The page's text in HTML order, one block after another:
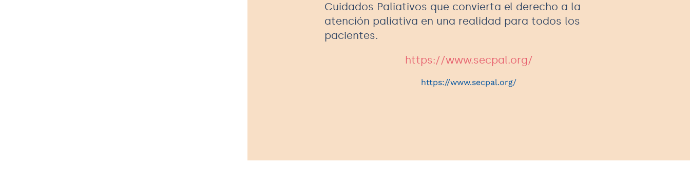
Cuidados Paliativos que convierta el derecho a la
atención paliativa en una realidad para todos los
pacientes.
https://www.secpal.org/
https://www.secpal.org/